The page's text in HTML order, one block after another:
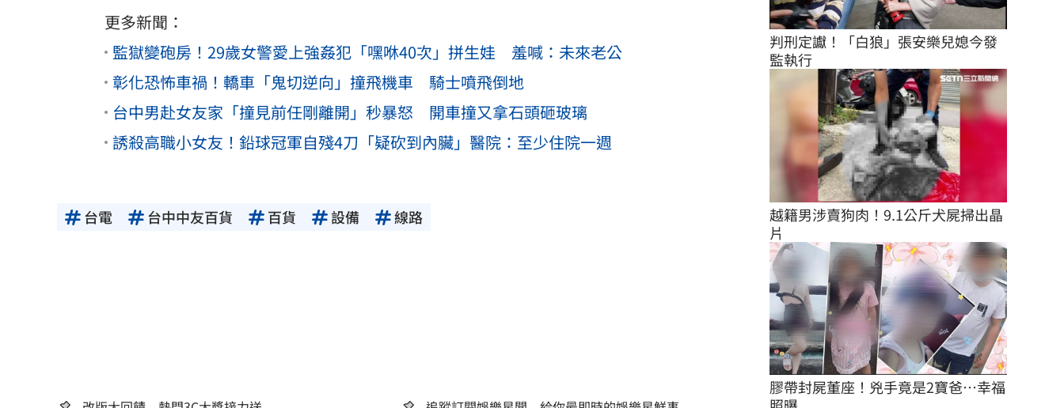
更多新聞：
監獄變砲房！29歲女警愛上強姦犯「嘿咻40次」拼生娃 羞喊：未來老公
彰化恐怖車禍！轎車「鬼切逆向」撞飛機車 騎士噴飛倒地
台中男赴女友家「撞見前任剛離開」秒暴怒 開車撞又拿石頭砸玻璃
誘殺高職小女友！鉛球冠軍自殘4刀「疑砍到內臟」醫院：至少住院一週
台電 台中中友百貨 百貨 設備 線路
判刑定讞！「白狼」張安樂兒媳今發
監執行
越籍男涉賣狗肉！9.1公斤犬屍掃出晶
片
膠帶封屍董座！兇手竟是2寶爸…幸福